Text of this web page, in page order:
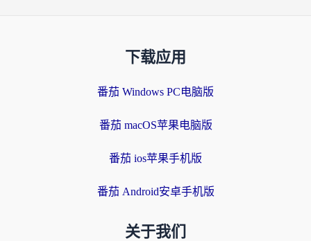
下载应用
番茄 Windows PC电脑版
番茄 macOS苹果电脑版
番茄 ios苹果手机版
番茄 Android安卓手机版
关于我们